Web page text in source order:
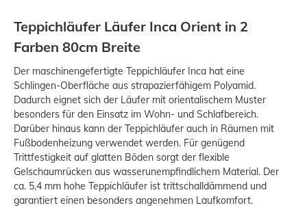
Teppichläufer Läufer Inca Orient in 2
Farben 80cm Breite
Der maschinengefertigte Teppichläufer Inca hat eine
Schlingen-Oberfläche aus strapazierfähigem Polyamid.
Dadurch eignet sich der Läufer mit orientalischem Muster
besonders für den Einsatz im Wohn- und Schlafbereich.
Darüber hinaus kann der Teppichläufer auch in Räumen mit
Fußbodenheizung verwendet werden. Für genügend
Trittfestigkeit auf glatten Böden sorgt der flexible
Gelschaumrücken aus wasserunempfindlichem Material. Der
ca. 5,4 mm hohe Teppichläufer ist trittschalldämmend und
garantiert einen besonders angenehmen Laufkomfort.